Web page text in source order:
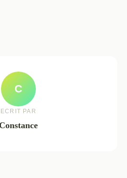
C
ECRIT PAR
Constance